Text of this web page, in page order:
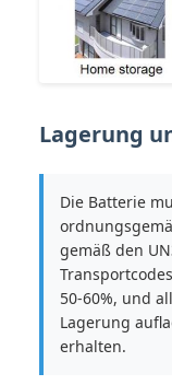
Lagerung
Die Batterie
gemäß den
50-60%, und
Lagerung
erhalten.